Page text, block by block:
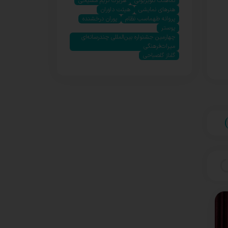
هنرهای نمایشی
هیئت داوران
پروانه طهماسب نظام
پوران درخشنده
پوستر
چهارمین جشنواره بین‌المللی چندرسانه‌ای
میراث‌فرهنگی
گلناز گلصباحی